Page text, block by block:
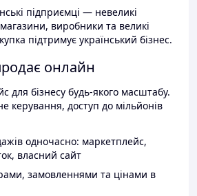
підприємці — невеликі
виробники та великі
підтримує український бізнес.
онлайн
для бізнесу будь-якого масштабу.
керування, доступ до мільйонів
одночасно: маркетплейс,
власний сайт
замовленнями та цінами в